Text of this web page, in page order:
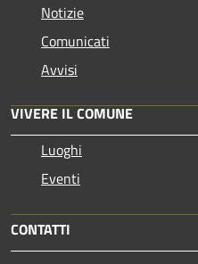
Notizie
Comunicati
Avvisi
VIVERE IL COMUNE
Luoghi
Eventi
CONTATTI